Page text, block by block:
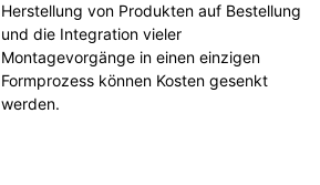
Herstellung von Produkten auf Bestellung
und die Integration vieler
Montagevorgänge in einen einzigen
Formprozess können Kosten gesenkt
werden.